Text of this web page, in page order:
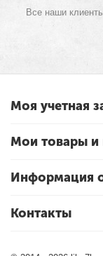
Все наши
Моя учетная
Мои товары и
Информация
Контакты